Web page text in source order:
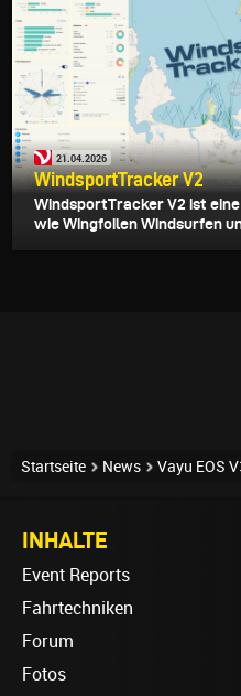
21.04.2026
WindsportTracker V2
WindsportTracker V2 ist
wie Wingfoilen Windsurfen
Startseite News Vayu EOS
INHALTE
Event Reports
Fahrtechniken
Forum
Fotos